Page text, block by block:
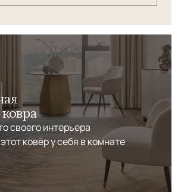
своего интерьера
ковёр у себя в комнате